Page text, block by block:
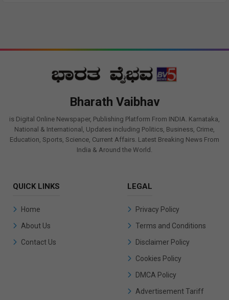
Bharath Vaibhav
is Digital Online Newspaper, Publishing Platform From INDIA. Karnataka,
National & International, Updates including Politics, Business, Crime,
Education, Sports, Science, Current Affairs. Latest Breaking News From
India & Around the World.
QUICK LINKS
Home
About Us
Contact Us
LEGAL
Privacy Policy
Terms and Conditions
Disclaimer Policy
Cookies Policy
DMCA Policy
Advertisement Tariff